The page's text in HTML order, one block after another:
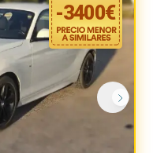
-3400€